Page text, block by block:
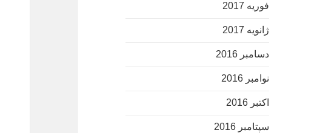
فوریه 2017
ژانویه 2017
دسامبر 2016
نوامبر 2016
اکتبر 2016
سپتامبر 2016